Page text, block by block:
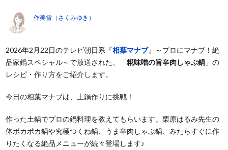
作美雪（さくみゆき）
2026年2月22日のテレビ朝日系『相葉マナブ』～プロにマナブ！絶
品家鍋スペシャル～で放送された、「糀味噌の旨辛肉しゃぶ鍋 」の
レシピ・作り方をご紹介します。
今日の相葉マナブは、土鍋作りに挑戦！
作った土鍋でプロの鍋料理を教えてもらいます。栗原はるみ先生の
体ポカポカ鍋や究極つくね鍋、うま辛肉しゃぶ鍋、みたらすぐに作
りたくなる絶品メニューが続々登場します♪